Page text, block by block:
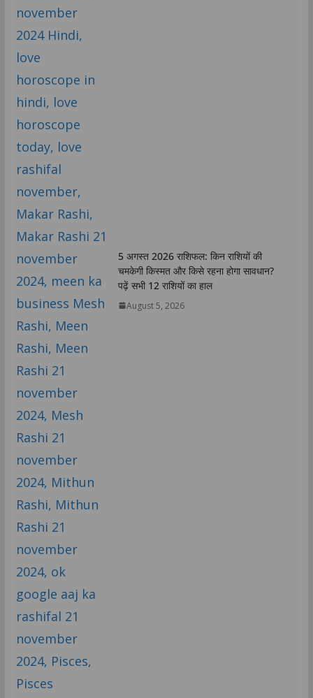
5 अगस्त 2026 राशिफल: किन राशियों की
चमकेगी किस्मत और किसे रहना होगा सावधान?
पढ़ें सभी 12 राशियों का हाल
August 5, 2026